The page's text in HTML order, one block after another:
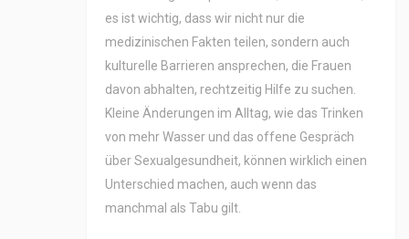
es ist wichtig, dass wir nicht nur die
medizinischen Fakten teilen, sondern auch
kulturelle Barrieren ansprechen, die Frauen
davon abhalten, rechtzeitig Hilfe zu suchen.
Kleine Änderungen im Alltag, wie das Trinken
von mehr Wasser und das offene Gespräch
über Sexualgesundheit, können wirklich einen
Unterschied machen, auch wenn das
manchmal als Tabu gilt.